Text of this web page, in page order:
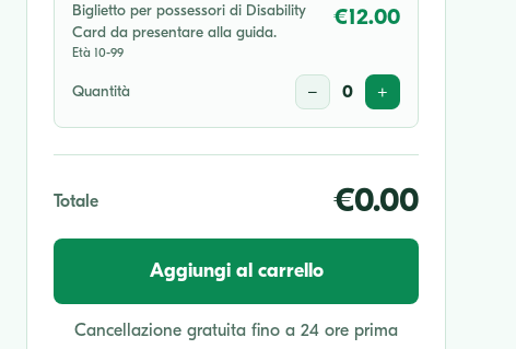
Biglietto per possessori di Disability
Card da presentare alla guida.
Età 10-99
€12.00
Quantità − 0 +
Totale €0.00
Aggiungi al carrello
Cancellazione gratuita fino a 24 ore prima